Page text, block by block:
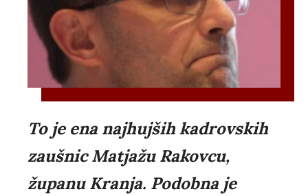
To je ena najhujših kadrovskih
zaušnic Matjažu Rakovcu,
županu Kranja. Podobna je